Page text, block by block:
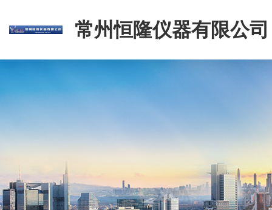
常州恒隆仪器有限公司